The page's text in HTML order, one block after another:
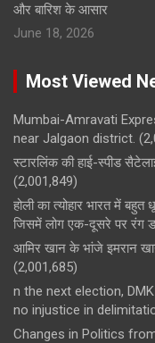
और बारिश के आसार
June 18, 2026
Most Viewed
Mumbai-Amravati
near Jalgaon district.
स्टारलिंक की हाई-स्पीड
(2,001,849)
होली का त्योहार भारत में बहुत
जिसमें लोग एक-दूसरे पर रंग
आमिर खान के भांजे इमरान
(2,001,685)
n the next election,
no injustice in
Changes in Politics